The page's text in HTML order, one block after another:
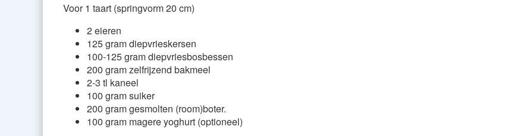
Voor 1 taart (springvorm 20 cm)
2 eieren
125 gram diepvrieskersen
100-125 gram diepvriesbosbessen
200 gram zelfrijzend bakmeel
2-3 tl kaneel
100 gram suiker
200 gram gesmolten (room)boter.
100 gram magere yoghurt (optioneel)